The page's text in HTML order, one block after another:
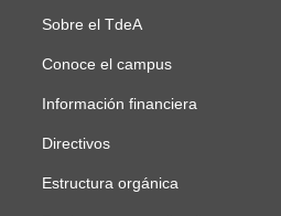
Sobre el TdeA
Conoce el campus
Información financiera
Directivos
Estructura orgánica